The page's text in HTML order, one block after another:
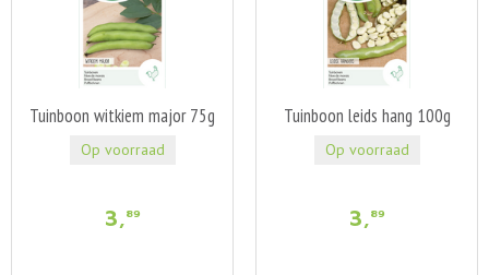
Tuinboon witkiem major 75g
3,89
Op voorraad
Tuinboon leids hang 100g
3,89
Op voorraad